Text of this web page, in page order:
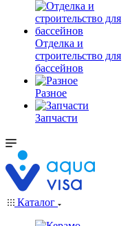
Отделка и
строительство для
бассейнов
Разное
Запчасти
Каталог